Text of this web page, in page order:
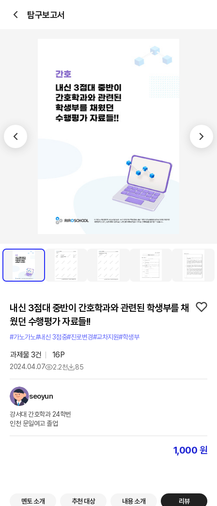
탐구보고서
내신 3점대 중반이 간호학과와 관련된 학생부를 채
웠던 수행평가 자료들!!
#가노가노#내신 3점중#진로변경#교차지원#학생부
과제물 3건 16P
2024.04.07 2.2천 85
seoyun
강서대 간호학과 24학번
인천 문일여고 졸업
1,000 원
멘토 소개 추천 대상 내용 소개 리뷰